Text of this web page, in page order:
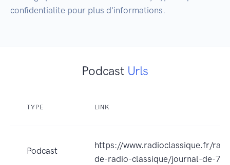
confidentialite pour plus d'informations.
Podcast Urls
TYPE LINK
Podcast
https://www.radioclassique.fr/
de-radio-classique/journal-de-